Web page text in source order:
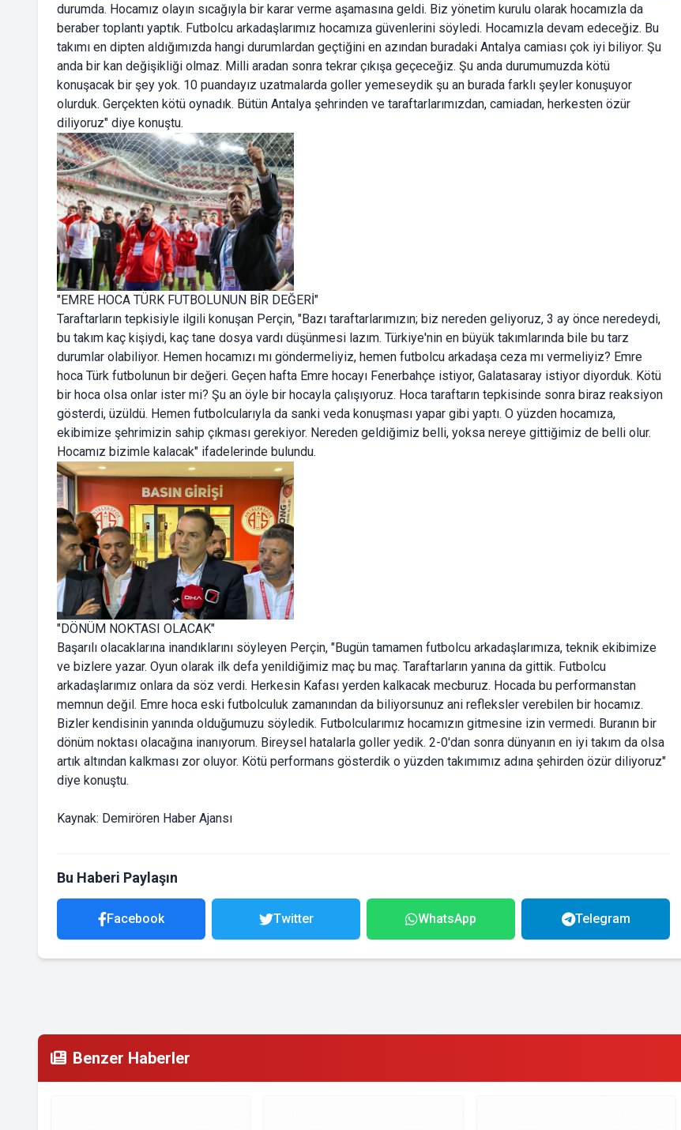
durumda. Hocamız olayın sıcağıyla bir karar verme aşamasına geldi. Biz yönetim kurulu olarak hocamızla da
beraber toplantı yaptık. Futbolcu arkadaşlarımız hocamıza güvenlerini söyledi. Hocamızla devam edeceğiz. Bu
takımı en dipten aldığımızda hangi durumlardan geçtiğini en azından buradaki Antalya camiası çok iyi biliyor. Şu
anda bir kan değişikliği olmaz. Milli aradan sonra tekrar çıkışa geçeceğiz. Şu anda durumumuzda kötü
konuşacak bir şey yok. 10 puandayız uzatmalarda goller yemeseydik şu an burada farklı şeyler konuşuyor
olurduk. Gerçekten kötü oynadık. Bütün Antalya şehrinden ve taraftarlarımızdan, camiadan, herkesten özür
diliyoruz" diye konuştu.
"EMRE HOCA TÜRK FUTBOLUNUN BİR DEĞERİ"
Taraftarların tepkisiyle ilgili konuşan Perçin, "Bazı taraftarlarımızın; biz nereden geliyoruz, 3 ay önce neredeydi,
bu takım kaç kişiydi, kaç tane dosya vardı düşünmesi lazım. Türkiye'nin en büyük takımlarında bile bu tarz
durumlar olabiliyor. Hemen hocamızı mı göndermeliyiz, hemen futbolcu arkadaşa ceza mı vermeliyiz? Emre
hoca Türk futbolunun bir değeri. Geçen hafta Emre hocayı Fenerbahçe istiyor, Galatasaray istiyor diyorduk. Kötü
bir hoca olsa onlar ister mi? Şu an öyle bir hocayla çalışıyoruz. Hoca taraftarın tepkisinde sonra biraz reaksiyon
gösterdi, üzüldü. Hemen futbolcularıyla da sanki veda konuşması yapar gibi yaptı. O yüzden hocamıza,
ekibimize şehrimizin sahip çıkması gerekiyor. Nereden geldiğimiz belli, yoksa nereye gittiğimiz de belli olur.
Hocamız bizimle kalacak" ifadelerinde bulundu.
"DÖNÜM NOKTASI OLACAK"
Başarılı olacaklarına inandıklarını söyleyen Perçin, "Bugün tamamen futbolcu arkadaşlarımıza, teknik ekibimize
ve bizlere yazar. Oyun olarak ilk defa yenildiğimiz maç bu maç. Taraftarların yanına da gittik. Futbolcu
arkadaşlarımız onlara da söz verdi. Herkesin Kafası yerden kalkacak mecburuz. Hocada bu performanstan
memnun değil. Emre hoca eski futbolculuk zamanından da biliyorsunuz ani refleksler verebilen bir hocamız.
Bizler kendisinin yanında olduğumuzu söyledik. Futbolcularımız hocamızın gitmesine izin vermedi. Buranın bir
dönüm noktası olacağına inanıyorum. Bireysel hatalarla goller yedik. 2-0'dan sonra dünyanın en iyi takım da olsa
artık altından kalkması zor oluyor. Kötü performans gösterdik o yüzden takımımız adına şehirden özür diliyoruz"
diye konuştu.
Kaynak: Demirören Haber Ajansı
Bu Haberi Paylaşın
Facebook Twitter WhatsApp Telegram
Benzer Haberler